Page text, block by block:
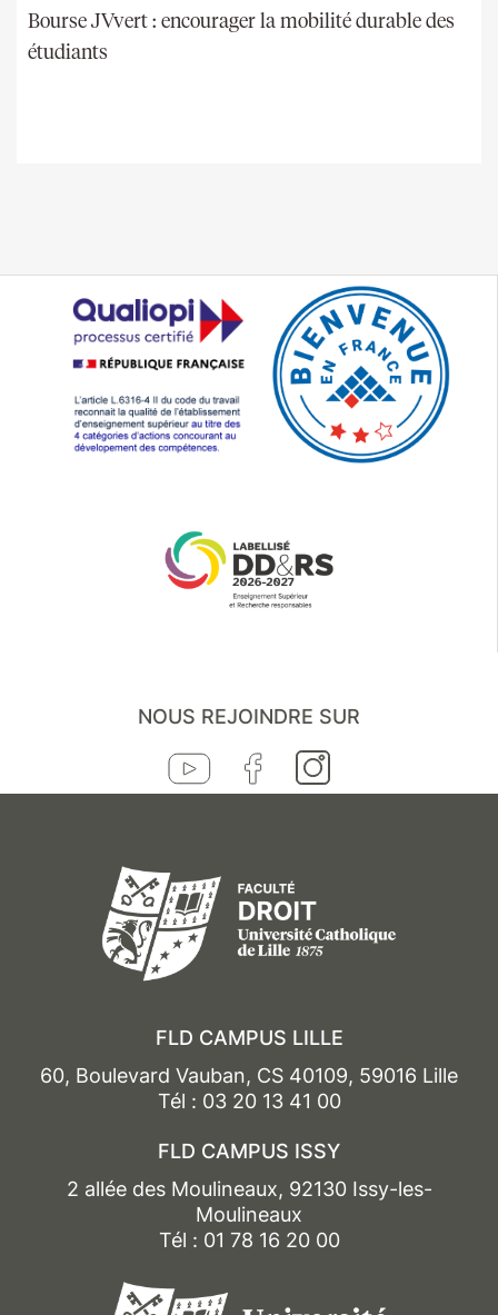
Bourse JVvert : encourager la mobilité durable des
étudiants
NOUS REJOINDRE SUR
FLD CAMPUS LILLE
60, Boulevard Vauban, CS 40109, 59016 Lille
Tél : 03 20 13 41 00
FLD CAMPUS ISSY
2 allée des Moulineaux, 92130 Issy-les-
Moulineaux
Tél : 01 78 16 20 00